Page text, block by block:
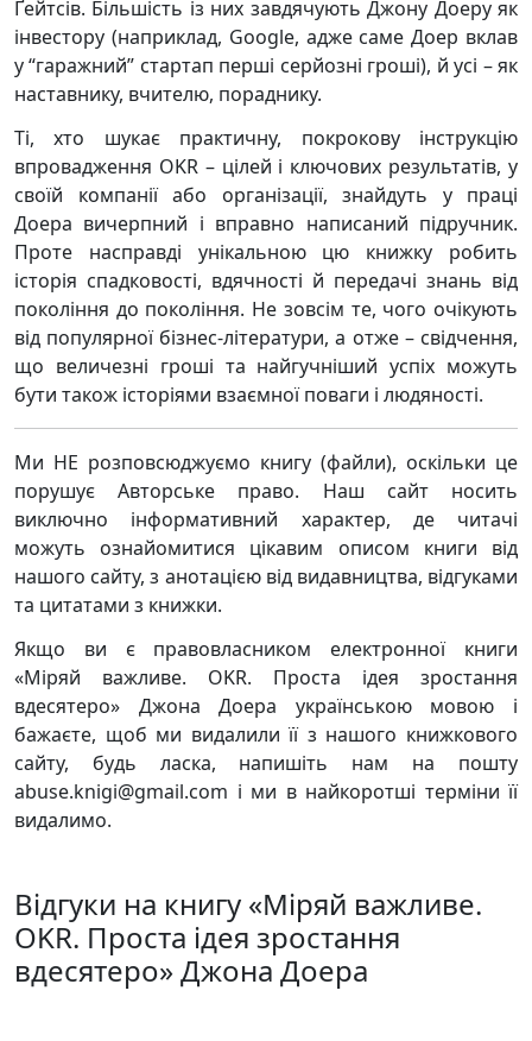
Ґейтсів. Більшість із них завдячують Джону Доеру як
інвестору (наприклад, Google, адже саме Доер вклав
у “гаражний” стартап перші серйозні гроші), й усі – як
наставнику, вчителю, пораднику.
Ті, хто шукає практичну, покрокову інструкцію
впровадження OKR – цілей і ключових результатів, у
своїй компанії або організації, знайдуть у праці
Доера вичерпний і вправно написаний підручник.
Проте насправді унікальною цю книжку робить
історія спадковості, вдячності й передачі знань від
покоління до покоління. Не зовсім те, чого очікують
від популярної бізнес-літератури, а отже – свідчення,
що величезні гроші та найгучніший успіх можуть
бути також історіями взаємної поваги і людяності.
Ми НЕ розповсюджуємо книгу (файли), оскільки це
порушує Авторське право. Наш сайт носить
виключно інформативний характер, де читачі
можуть ознайомитися цікавим описом книги від
нашого сайту, з анотацією від видавництва, відгуками
та цитатами з книжки.
Якщо ви є правовласником електронної книги
«Міряй важливе. OKR. Проста ідея зростання
вдесятеро» Джона Доера українською мовою і
бажаєте, щоб ми видалили її з нашого книжкового
сайту, будь ласка, напишіть нам на пошту
abuse.knigi@gmail.com і ми в найкоротші терміни її
видалимо.
Відгуки на книгу «Міряй важливе.
OKR. Проста ідея зростання
вдесятеро» Джона Доера